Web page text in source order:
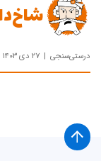
درستی‌سنجی ۲۷ دی ۱۴۰۳